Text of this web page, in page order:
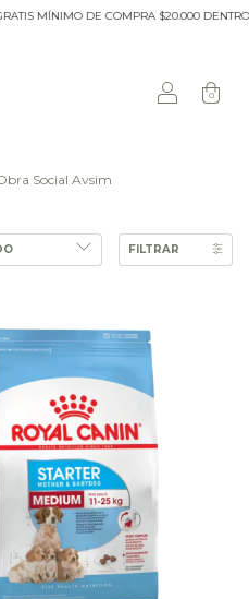
COMPRA $20.000 DENTRO DEL ANILLO
0
Social Avsim
FILTRAR